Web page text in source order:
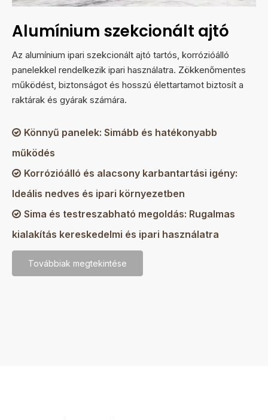
Alumínium szekcionált ajtó
Az alumínium ipari szekcionált ajtó tartós, korrózióálló
panelekkel rendelkezik ipari használatra. Zökkenőmentes
működést, biztonságot és hosszú élettartamot biztosít a
raktárak és gyárak számára.
 Könnyű panelek: Simább és hatékonyabb
működés
 Korrózióálló és alacsony karbantartási igény:
Ideális nedves és ipari környezetben
 Sima és testreszabható megoldás: Rugalmas
kialakítás kereskedelmi és ipari használatra
Továbbiak megtekintése